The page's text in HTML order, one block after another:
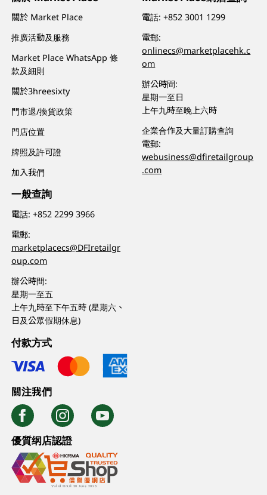
關於 Market Place
推廣活動及服務
Market Place WhatsApp 條
款及細則
關於3hreesixty
門市退/換貨政策
門店位置
牌照及許可證
加入我們
一般查詢
電話:+852 2299 3966
電郵:
marketplacecs@DFIretailgr
oup.com
辦公時間:
星期一至五
上午九時至下午五時 (星期六、
日及公眾假期休息)
電話:+852 3001 1299
電郵:
onlinecs@marketplacehk.c
om
辦公時間:
星期一至日
上午九時至晚上六時
企業合作及大量訂購查詢
電郵:
webusiness@dfiretailgroup
.com
付款方式
關注我們
優質纲店認證